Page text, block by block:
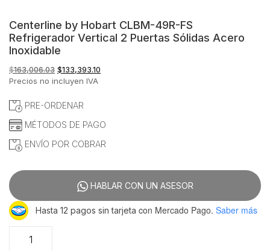
Centerline by Hobart CLBM-49R-FS
Refrigerador Vertical 2 Puertas Sólidas Acero
Inoxidable
$163,006.03 El
precio
era:
$133,393.10
Precios no incluyen IVA
PRE-ORDENAR
MÉTODOS DE PAGO
ENVÍO POR COBRAR
HABLAR CON UN ASESOR
Hasta 12 pagos sin tarjeta con Mercado Pago. Saber más